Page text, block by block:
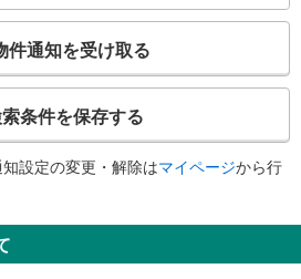
高等学校、アカデミー音羽、青柳小学校、筑
本女子大学、不忍通り、音羽通り、音羽２丁
谷１丁目
ー、大塚警察署、目白台総合センター、目白
ア大聖堂、小石川消防署老松出張所、獨協中
３丁目
）件通知を受け取る
条件を保存する
設定の変更・解除はマイページから行